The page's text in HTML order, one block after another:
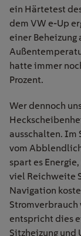
ein Härtetest
dem VW e-Up
einer Beheizung
hatte immer
Prozent.
Wer dennoch
ausschalten. Im
vom
spart es
viel Reichweite
Navigation
Stromverbrauch
entspricht dies
Sitzheizung und